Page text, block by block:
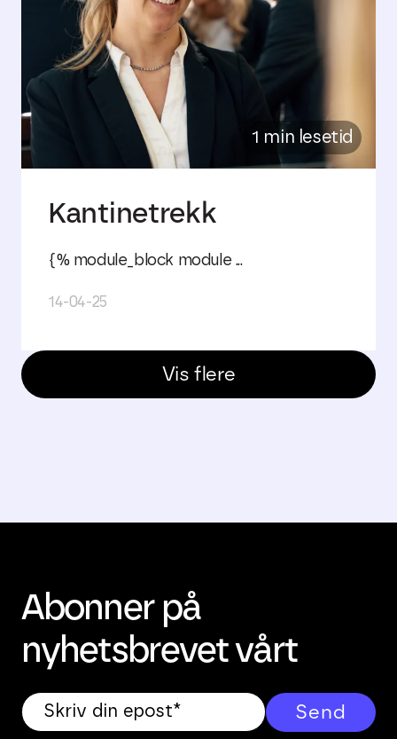
1 min lesetid
Kantinetrekk
{% module_block module ...
14-04-25
Vis flere
Abonner på
nyhetsbrevet vårt